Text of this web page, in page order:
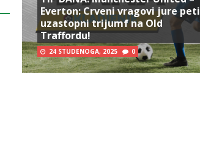
Everton: Crveni vragovi jure peti
uzastopni trijumf na Old
Traffordu!
24 STUDENOGA, 2025 0